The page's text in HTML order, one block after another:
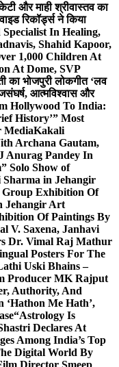
और माही श्रीवास्तव का
रिकॉर्ड्स ने किया
In Healing,
Shahid Kapoor,
1,000 Children At
At Dome, SVP
का भोजपुरी लोकगीत ‘लव
संघर्ष, आत्मविश्वास और
Hollywood To India:
History’” Most
MediaKakali
Archana Gautam,
Anurag Pandey In
Solo Show of
in Jehangir
Group Exhibition Of
Jehangir Art
Of Paintings By
V. Saxena, Janhavi
Dr. Vimal Raj Mathur
Posters For The
Uski Bhains –
Producer MK Rajput
Authority, And
‘Hathon Me Hath’,
“Astrology Is
Declares At
Among India’s Top
Digital World By
Director Smeep